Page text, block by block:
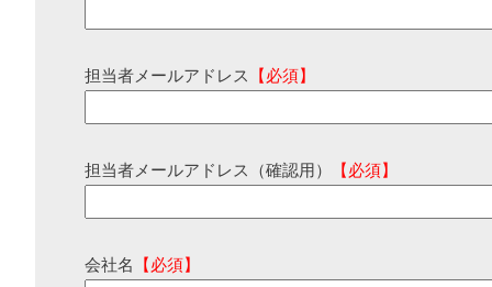
担当者メールアドレス 【必須】
担当者メールアドレス（確認用） 【必須】
会社名 【必須】